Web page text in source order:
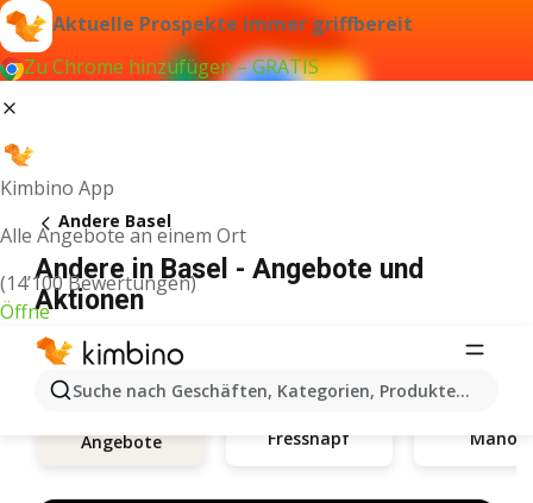
Aktuelle Prospekte immer griffbereit
Zu Chrome hinzufügen – GRATIS
Kimbino App
Alle Angebote an einem Ort
(14’100 Bewertungen)
Öffne
Suche nach Geschäften, Kategorien, Produkten...
Andere Basel
Andere in Basel - Angebote und
Aktionen
Angebote Fressnapf Manor